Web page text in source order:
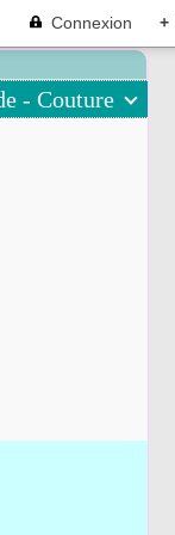
Connexion +
- Couture